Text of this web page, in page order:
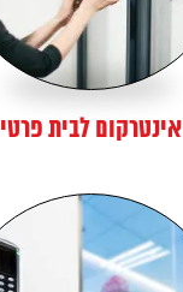
אינטרקום לבית פרטי